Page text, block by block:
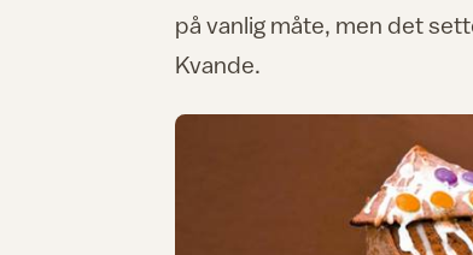
på vanlig måte, men det
Kvande.